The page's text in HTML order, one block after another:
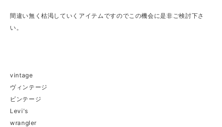
間違い無く枯渇していくアイテムですのでこの機会に是非ご検討下さ
い。
vintage
ヴィンテージ
ビンテージ
Levi's
wrangler